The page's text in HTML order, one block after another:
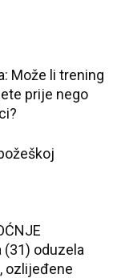
Može li trening
prije nego
(31) oduzela
ozlijeđene